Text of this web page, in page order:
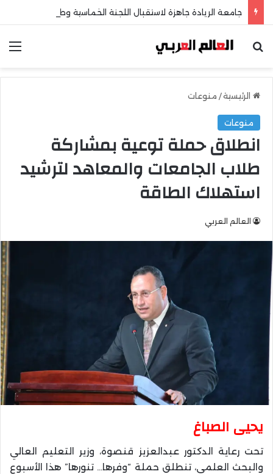
بحث عن
الرئيسية/ منوعات
منوعات
انطلاق حملة توعية بمشاركة
طلاب الجامعات والمعاهد لترشيد
استهلاك الطاقة
العالم العربي
يحيى الصباغ
تحت رعاية الدكتور عبدالعزيز قنصوة، وزير التعليم العالي
والبحث العلمي، تنطلق حملة “وفرها… تنورها” هذا الأسبوع